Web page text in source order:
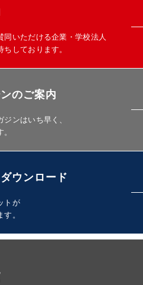
いただける企業・学校法人
しております。
のご案内
ンはいち早く、
ウンロード
トが
。